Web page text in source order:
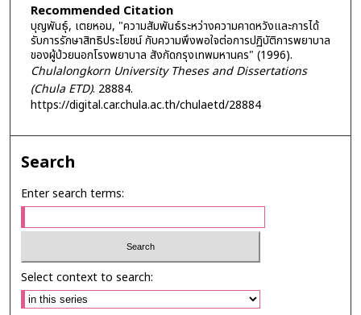
Recommended Citation
บุญพันธุ์, เตยหอม, "ความสัมพันธ์ระหว่างความคาดหวังและการได้
รับการรักษาสิทธิประโยชน์ กับความพึงพอใจต่อการปฏิบัติการพยาบาล
ของผู้ป่วยนอกโรงพยาบาล สังกัดกรุงเทพมหานคร" (1996).
Chulalongkorn University Theses and Dissertations
(Chula ETD). 28884.
https://digital.car.chula.ac.th/chulaetd/28884
Search
Enter search terms:
Select context to search: